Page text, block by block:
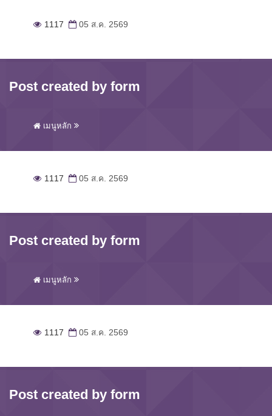
1117 05 ส.ค. 2569
Post created by form
เมนูหลัก
1117 05 ส.ค. 2569
Post created by form
เมนูหลัก
1117 05 ส.ค. 2569
Post created by form